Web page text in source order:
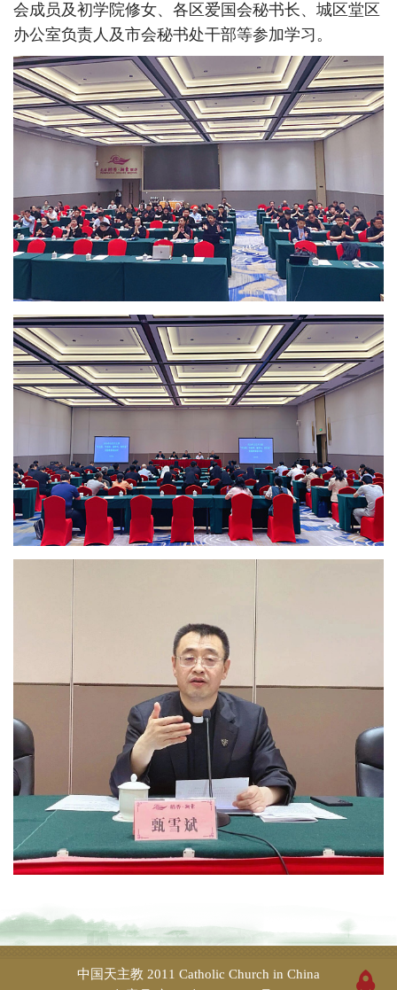
会成员及初学院修女、各区爱国会秘书长、城区堂区
办公室负责人及市会秘书处干部等参加学习。
中国天主教 2011 Catholic Church in China